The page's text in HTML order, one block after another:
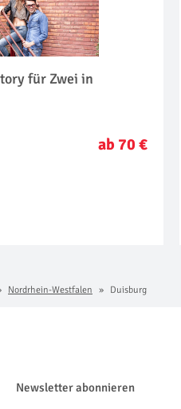
für Zwei in
ab 70 €
Nordrhein-Westfalen Duisburg
Newsletter abonnieren